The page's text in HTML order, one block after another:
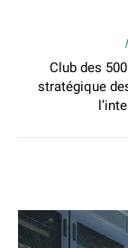
Club des
stratégique